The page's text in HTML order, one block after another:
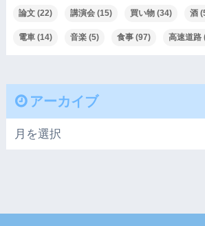
論文(22) 講演会(15) 買い物(34) 酒
電車(14) 音楽(5) 食事(97) 高速道路
アーカイブ